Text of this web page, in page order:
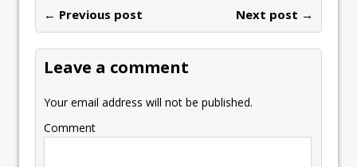
← Previous post Next post →
Leave a comment
Your email address will not be published.
Comment